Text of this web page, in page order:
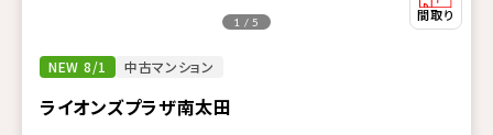
NEW 8/1 中古マンション
ライオンズプラザ南太田
1 / 5